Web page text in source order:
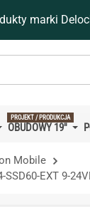
marki
OBUDOWY 19''
PROJEKT / PRODUKCJA
Mobile
EXT 9-